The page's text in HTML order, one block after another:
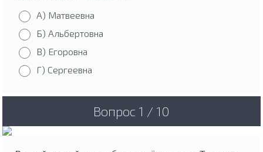
А) Матвеевна
Б) Альбертовна
В) Егоровна
Г) Сергеевна
Вопрос 1 / 10